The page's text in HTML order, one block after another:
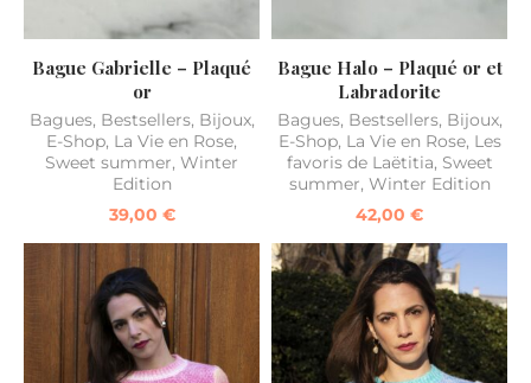
Bague Gabrielle – Plaqué
or
Bagues, Bestsellers, Bijoux,
E-Shop, La Vie en Rose,
Sweet summer, Winter
Edition
39,00 €
Bague Halo – Plaqué or et
Labradorite
Bagues, Bestsellers, Bijoux,
E-Shop, La Vie en Rose, Les
favoris de Laëtitia, Sweet
summer, Winter Edition
42,00 €